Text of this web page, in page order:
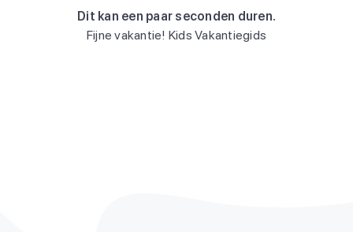
Dit kan een paar seconden duren.
Fijne vakantie! Kids Vakantiegids